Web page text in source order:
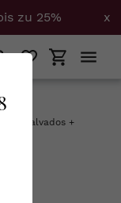
zu 25% x
Einloggen
+ Calvados +